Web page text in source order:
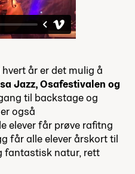
år er det mulig å
Jazz, Osafestivalen og
til backstage og
også
elever får prøve rafitng
får alle elever årskort til
fantastisk natur, rett